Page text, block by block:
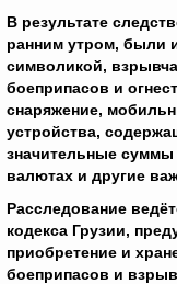
В результате
ранним утром, были
символикой,
боеприпасов и
снаряжение,
устройства,
значительные
валютах и другие
Расследование
кодекса Грузии,
приобретение и
боеприпасов и